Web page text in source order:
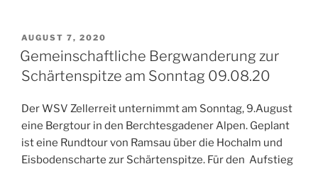
VERÖFFENTLICHT
AM
AUGUST 7, 2020
Gemeinschaftliche Bergwanderung zur
Schärtenspitze am Sonntag 09.08.20
Der WSV Zellerreit unternimmt am Sonntag, 9.August
eine Bergtour in den Berchtesgadener Alpen. Geplant
ist eine Rundtour von Ramsau über die Hochalm und
Eisbodenscharte zur Schärtenspitze. Für den Aufstieg